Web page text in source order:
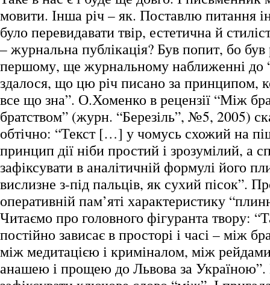
мовити. Інша річ – як. Поставлю питання
було перевидавати твір, естетична й
– журнальна публікація? Був попит, бо
першому, ще журнальному наближенні до
здалося, що цю річ писано за принципом,
все що зна”. О.Хоменко в рецензії “Між
братством” (журн. “Березіль”, №5, 2005)
обтічно: “Текст […] у чомусь схожий на
принцип дії ніби простий і зрозумілий, а
зафіксувати в аналітичній формулі його
вислизне з-під пальців, як сухий пісок”.
оперативній пам’яті характеристику
Читаємо про головного фігуранта твору:
постійно зависає в просторі і часі – між
між медитацією і криміналом, між
анашею і прощею до Львова за